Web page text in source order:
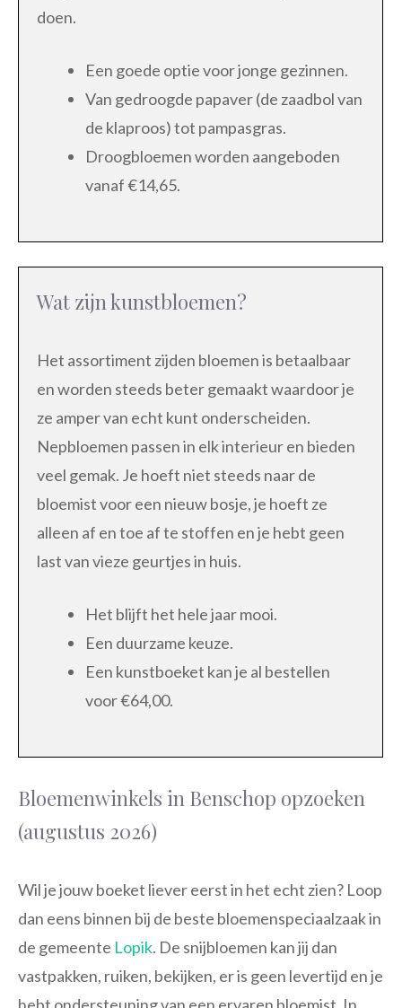
doen.
Een goede optie voor jonge gezinnen.
Van gedroogde papaver (de zaadbol van
de klaproos) tot pampasgras.
Droogbloemen worden aangeboden
vanaf €14,65.
Wat zijn kunstbloemen?
Het assortiment zijden bloemen is betaalbaar
en worden steeds beter gemaakt waardoor je
ze amper van echt kunt onderscheiden.
Nepbloemen passen in elk interieur en bieden
veel gemak. Je hoeft niet steeds naar de
bloemist voor een nieuw bosje, je hoeft ze
alleen af en toe af te stoffen en je hebt geen
last van vieze geurtjes in huis.
Het blijft het hele jaar mooi.
Een duurzame keuze.
Een kunstboeket kan je al bestellen
voor €64,00.
Bloemenwinkels in Benschop opzoeken
(augustus 2026)
Wil je jouw boeket liever eerst in het echt zien? Loop
dan eens binnen bij de beste bloemenspeciaalzaak in
de gemeente Lopik. De snijbloemen kan jij dan
vastpakken, ruiken, bekijken, er is geen levertijd en je